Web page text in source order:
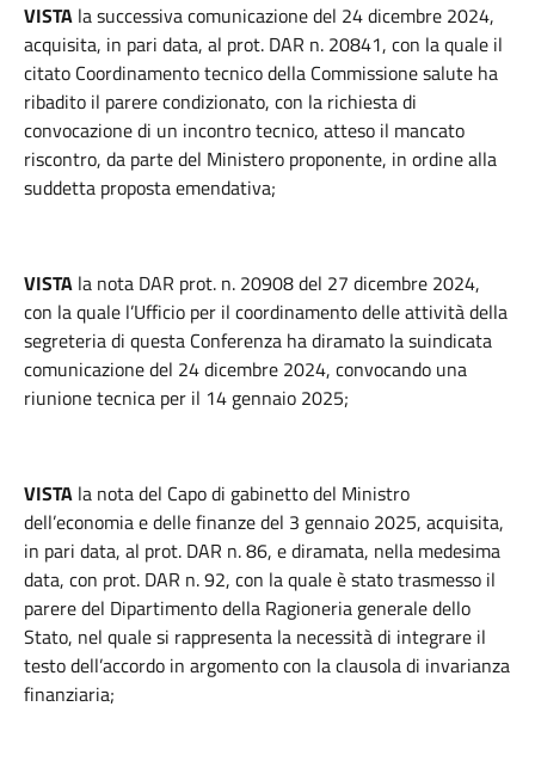
VISTA la successiva comunicazione del 24 dicembre 2024,
acquisita, in pari data, al prot. DAR n. 20841, con la quale il
citato Coordinamento tecnico della Commissione salute ha
ribadito il parere condizionato, con la richiesta di
convocazione di un incontro tecnico, atteso il mancato
riscontro, da parte del Ministero proponente, in ordine alla
suddetta proposta emendativa;
VISTA la nota DAR prot. n. 20908 del 27 dicembre 2024,
con la quale l’Ufficio per il coordinamento delle attività della
segreteria di questa Conferenza ha diramato la suindicata
comunicazione del 24 dicembre 2024, convocando una
riunione tecnica per il 14 gennaio 2025;
VISTA la nota del Capo di gabinetto del Ministro
dell’economia e delle finanze del 3 gennaio 2025, acquisita,
in pari data, al prot. DAR n. 86, e diramata, nella medesima
data, con prot. DAR n. 92, con la quale è stato trasmesso il
parere del Dipartimento della Ragioneria generale dello
Stato, nel quale si rappresenta la necessità di integrare il
testo dell’accordo in argomento con la clausola di invarianza
finanziaria;